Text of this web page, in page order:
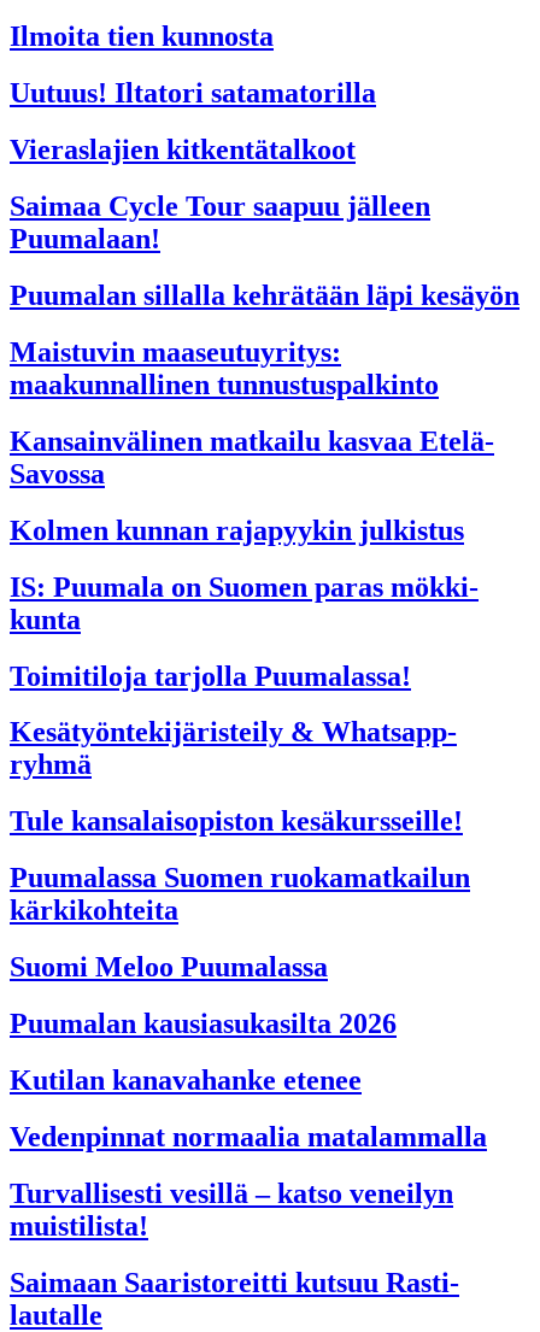
Ilmoita tien kunnosta
Uutuus! Iltatori satamatorilla
Vieraslajien kitkentätalkoot
Saimaa Cycle Tour saapuu jälleen
Puumalaan!
Puumalan sillalla kehrätään läpi kesäyön
Maistuvin maaseutuyritys:
maakunnallinen tunnustuspalkinto
Kansainvälinen matkailu kasvaa Etelä-
Savossa
Kolmen kunnan rajapyykin julkistus
IS: Puumala on Suomen paras mökki­
kunta
Toimitiloja tarjolla Puumalassa!
Kesätyöntekijäristeily & Whatsapp-
ryhmä
Tule kansalaisopiston kesäkursseille!
Puumalassa Suomen ruokamatkailun
kärkikohteita
Suomi Meloo Puumalassa
Puumalan kausiasukasilta 2026
Kutilan kanavahanke etenee
Vedenpinnat normaalia matalammalla
Turvallisesti vesillä – katso veneilyn
muistilista!
Saimaan Saaristoreitti kutsuu Rasti-
lautalle